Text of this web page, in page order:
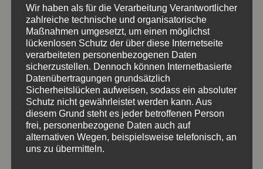
GASTROARTIKEL
Gastroartikel
Wir haben als für die Verarbeitung Verantwortlicher
zahlreiche technische und organisatorische
Maßnahmen umgesetzt, um einen möglichst
lückenlosen Schutz der über diese Internetseite
verarbeiteten personenbezogenen Daten
sicherzustellen. Dennoch können Internetbasierte
Datenübertragungen grundsätzlich
Sicherheitslücken aufweisen, sodass ein absoluter
Schutz nicht gewährleistet werden kann. Aus
diesem Grund steht es jeder betroffenen Person
frei, personenbezogene Daten auch auf
alternativen Wegen, beispielsweise telefonisch, an
uns zu übermitteln.